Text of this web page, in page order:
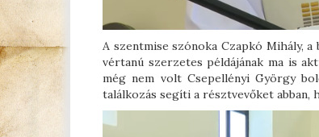
A szentmise szónoka Czapkó Mihály,
vértanú szerzetes példájának ma is
még nem volt Csepellényi György
találkozás segíti a résztvevőket abban,